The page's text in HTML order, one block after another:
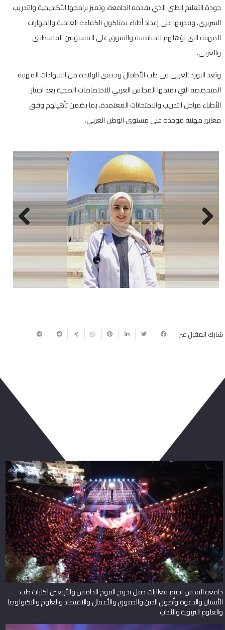
جودة التعليم الطبي الذي تقدمه الجامعة، وتميز برامجها الأكاديمية والتدريب
السريري، وقدرتها على إعداد أطباء يمتلكون الكفاءة العلمية والمهارات
المهنية التي تؤهلهم للمنافسة والتفوق على المستويين الفلسطيني
والعربي.
ويُعد البورد العربي في طب الأطفال وحديثي الولادة من الشهادات المهنية
المتخصصة التي يمنحها المجلس العربي للاختصاصات الصحية بعد اجتياز
الأطباء مراحل التدريب والامتحانات المعتمدة، بما يضمن تأهيلهم وفق
معايير مهنية موحدة على مستوى الوطن العربي.
Next
شارك المقال عبر:
جامعة القدس تختتم فعاليات حفل تخريج الفوج الخامس والأربعين لكليات طب
الأسنان والدعوة وأصول الدين والحقوق والأعمال والاقتصاد والعلوم والتكنولوجيا
والعلوم التربوية والآداب